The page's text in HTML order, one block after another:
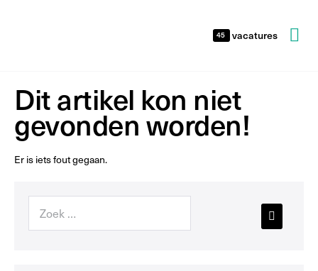
45 vacatures
Dit artikel kon niet
gevonden worden!
Er is iets fout gegaan.